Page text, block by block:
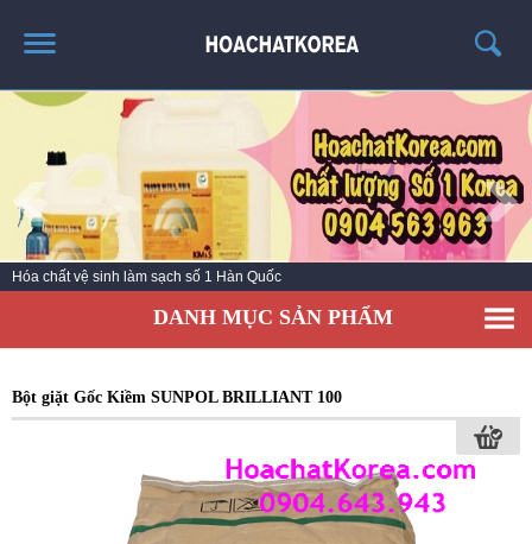
TRANG CHỦ
GIỚI THIỆU
THÔNG TIN SẢN PHẨM
TIN TỨC
LIÊN HỆ
Hóa chất vệ sinh làm sạch số 1 Hàn Quốc
DANH MỤC SẢN PHẨM
Bột giặt Gốc Kiềm SUNPOL BRILLIANT 100